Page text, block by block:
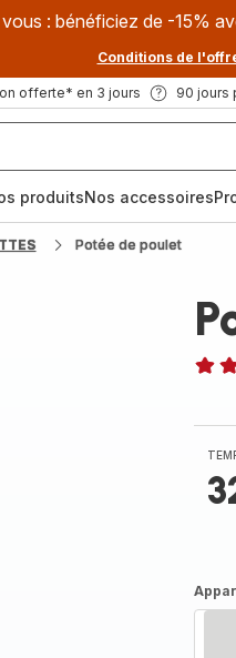
: bénéficiez de -15%
Conditions de
offerte* en 3 jours 90 jours
produitsNos accessoires
Potée de poulet